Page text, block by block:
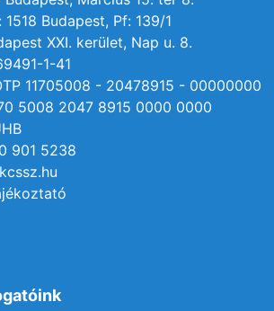
Budapest, Pf: 139/1
XXI. kerület, Nap u. 8.
1-41
11705008 - 20478915 - 00000000
5008 2047 8915 0000 0000
901 5238